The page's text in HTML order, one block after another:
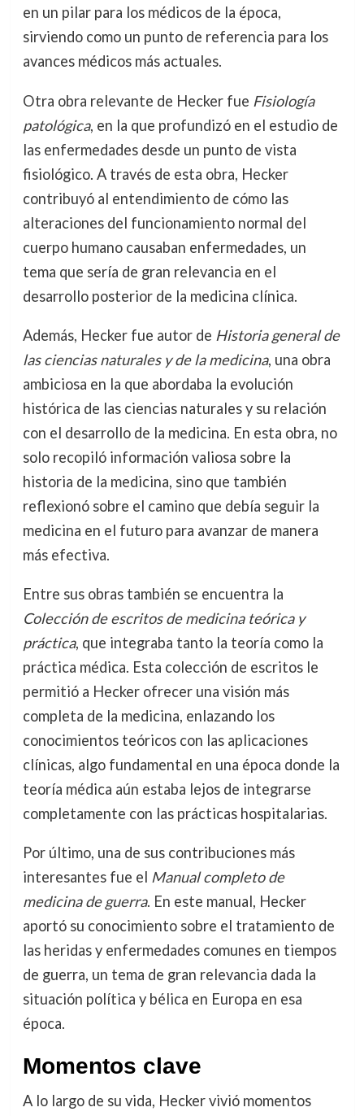
en un pilar para los médicos de la época,
sirviendo como un punto de referencia para los
avances médicos más actuales.
Otra obra relevante de Hecker fue Fisiología
patológica, en la que profundizó en el estudio de
las enfermedades desde un punto de vista
fisiológico. A través de esta obra, Hecker
contribuyó al entendimiento de cómo las
alteraciones del funcionamiento normal del
cuerpo humano causaban enfermedades, un
tema que sería de gran relevancia en el
desarrollo posterior de la medicina clínica.
Además, Hecker fue autor de Historia general de
las ciencias naturales y de la medicina, una obra
ambiciosa en la que abordaba la evolución
histórica de las ciencias naturales y su relación
con el desarrollo de la medicina. En esta obra, no
solo recopiló información valiosa sobre la
historia de la medicina, sino que también
reflexionó sobre el camino que debía seguir la
medicina en el futuro para avanzar de manera
más efectiva.
Entre sus obras también se encuentra la
Colección de escritos de medicina teórica y
práctica, que integraba tanto la teoría como la
práctica médica. Esta colección de escritos le
permitió a Hecker ofrecer una visión más
completa de la medicina, enlazando los
conocimientos teóricos con las aplicaciones
clínicas, algo fundamental en una época donde la
teoría médica aún estaba lejos de integrarse
completamente con las prácticas hospitalarias.
Por último, una de sus contribuciones más
interesantes fue el Manual completo de
medicina de guerra. En este manual, Hecker
aportó su conocimiento sobre el tratamiento de
las heridas y enfermedades comunes en tiempos
de guerra, un tema de gran relevancia dada la
situación política y bélica en Europa en esa
época.
Momentos clave
A lo largo de su vida, Hecker vivió momentos